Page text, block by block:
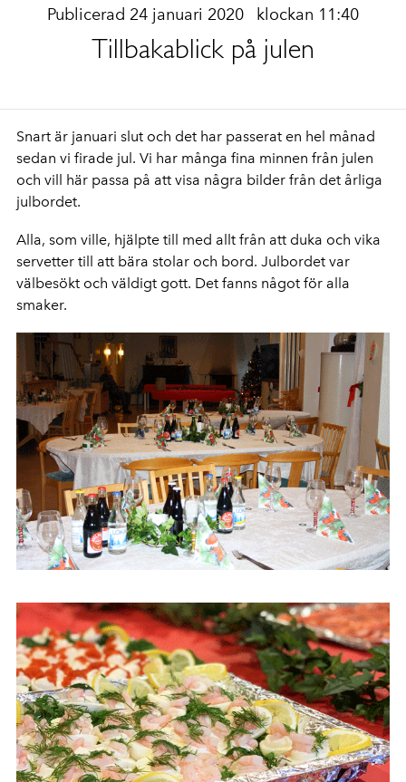
Publicerad 24 januari 2020 klockan 11:40
Tillbakablick på julen
Snart är januari slut och det har passerat en hel månad
sedan vi firade jul. Vi har många fina minnen från julen
och vill här passa på att visa några bilder från det årliga
julbordet.
Alla, som ville, hjälpte till med allt från att duka och vika
servetter till att bära stolar och bord. Julbordet var
välbesökt och väldigt gott. Det fanns något för alla
smaker.